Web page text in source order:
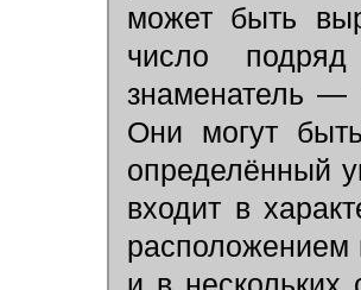
может быть
число
знаменатель —
Они могут
определённый
входит в
расположением